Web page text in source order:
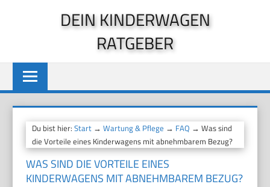
DEIN KINDERWAGEN
RATGEBER
Du bist hier:Start →Wartung & Pflege → FAQ → Was sind
die Vorteile eines Kinderwagens mit abnehmbarem Bezug?
WAS SIND DIE VORTEILE EINES
KINDERWAGENS MIT ABNEHMBAREM BEZUG?